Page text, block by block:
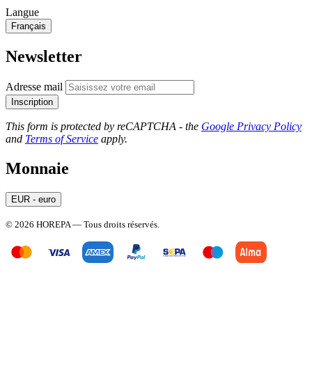
Langue
Français
Newsletter
Adresse mail
Inscription
This form is protected by reCAPTCHA - the Google Privacy Policy
and Terms of Service apply.
Monnaie
EUR - euro
© 2026 HOREPA — Tous droits réservés.